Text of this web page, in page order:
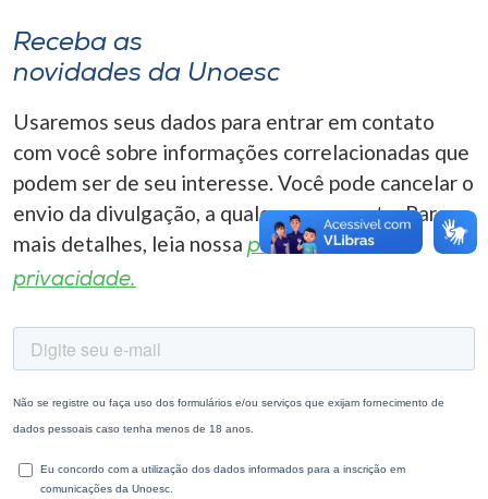
A-
Receba as
novidades da Unoesc
Usaremos seus dados para entrar em contato
com você sobre informações correlacionadas que
podem ser de seu interesse. Você pode cancelar o
envio da divulgação, a qualquer momento. Para
mais detalhes, leia nossa política de
privacidade.